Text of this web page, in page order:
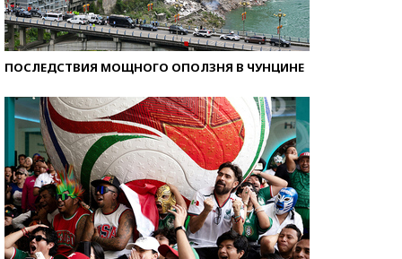
ПОСЛЕДСТВИЯ МОЩНОГО ОПОЛЗНЯ В ЧУНЦИНЕ